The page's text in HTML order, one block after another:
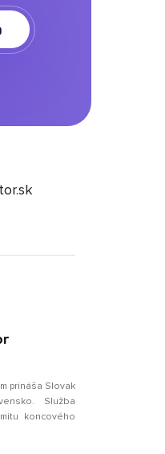
prináša Slovak
Služba
koncového